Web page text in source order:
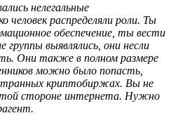
нелегальные
человек распределяли роли. Ты
обеспечение, ты вести
выявлялись, они несли
Они также в полном размере
можно было попасть,
криптобиржах. Вы не
стороне интернета. Нужно